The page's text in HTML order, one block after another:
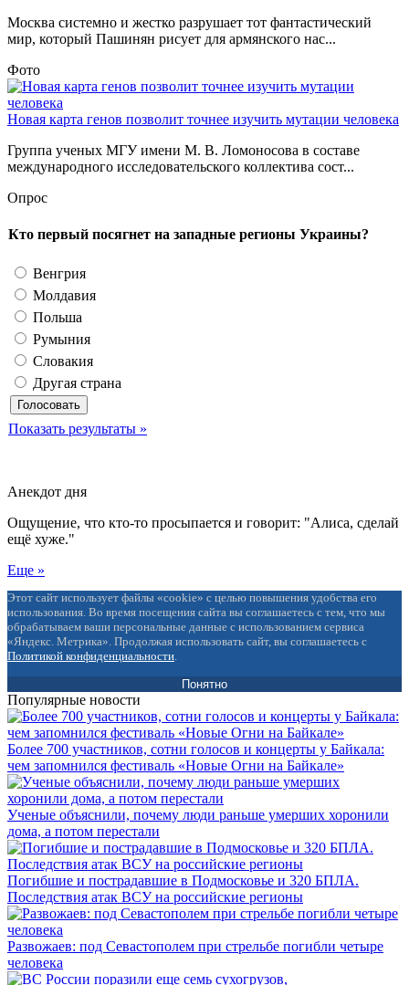
Москва системно и жестко разрушает тот фантастический
мир, который Пашинян рисует для армянского нас...
Фото
Новая карта генов позволит точнее изучить мутации человека
Группа ученых МГУ имени М. В. Ломоносова в составе
международного исследовательского коллектива сост...
Опрос
Кто первый посягнет на западные регионы Украины?
Венгрия
Молдавия
Польша
Румыния
Словакия
Другая страна
Показать результаты »
Анекдот дня
Ощущение, что кто-то просыпается и говорит: "Алиса, сделай
ещё хуже."
Еще »
Этот сайт использует файлы «cookie» с целью повышения удобства его
использования. Во время посещения сайта вы соглашаетесь с тем, что мы
обрабатываем ваши персональные данные с использованием сервиса
«Яндекс. Метрика». Продолжая использовать сайт, вы соглашаетесь с
Политикой конфиденциальности.
Понятно
Популярные новости
Более 700 участников, сотни голосов и концерты у Байкала:
чем запомнился фестиваль «Новые Огни на Байкале»
Ученые объяснили, почему люди раньше умерших хоронили
дома, а потом перестали
Погибшие и пострадавшие в Подмосковье и 320 БПЛА.
Последствия атак ВСУ на российские регионы
Развожаев: под Севастополем при стрельбе погибли четыре
человека